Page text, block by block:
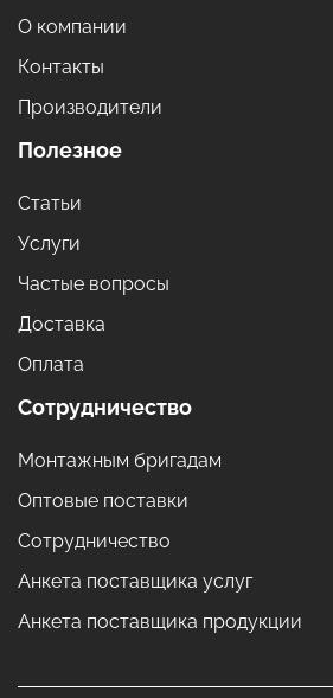
О компании
Контакты
Производители
Полезное
Статьи
Услуги
Частые вопросы
Доставка
Оплата
Сотрудничество
Монтажным бригадам
Оптовые поставки
Сотрудничество
Анкета поставщика услуг
Анкета поставщика продукции